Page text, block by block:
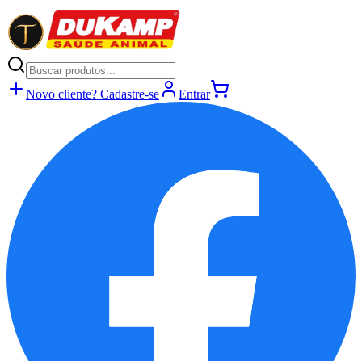
Novo cliente? Cadastre-se Entrar